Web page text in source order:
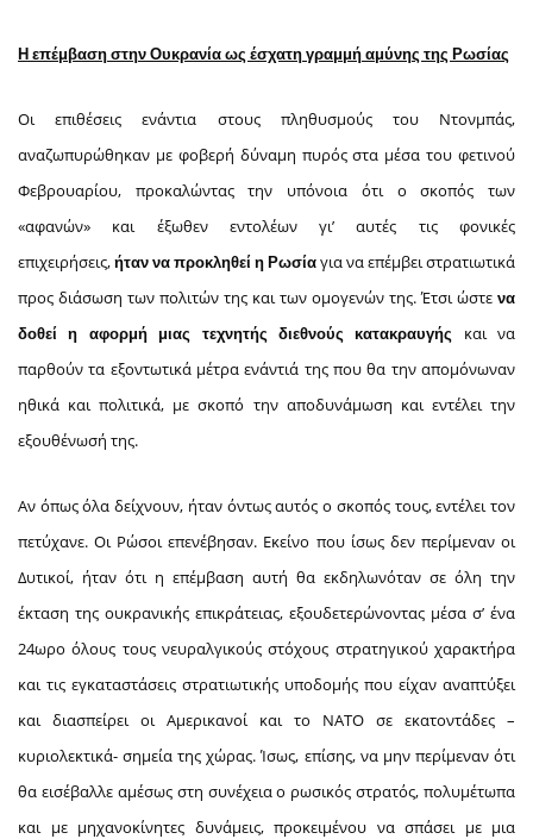
Η επέμβαση στην Ουκρανία ως έσχατη γραμμή αμύνης της Ρωσίας
Οι επιθέσεις ενάντια στους πληθυσμούς του Ντονμπάς,
αναζωπυρώθηκαν με φοβερή δύναμη πυρός στα μέσα του φετινού
Φεβρουαρίου, προκαλώντας την υπόνοια ότι ο σκοπός των
«αφανών» και έξωθεν εντολέων γι’ αυτές τις φονικές
επιχειρήσεις,ήταννα προκληθεί η Ρωσίαγια να επέμβει στρατιωτικά
προς διάσωση των πολιτών της και των ομογενών της. Έτσι ώστε να
δοθεί η αφορμή μιας τεχνητής διεθνούς κατακραυγής
και να
παρθούν τα εξοντωτικά μέτρα ενάντιά της που θα την απομόνωναν
ηθικά και πολιτικά, με σκοπό την αποδυνάμωση και εντέλει την
εξουθένωσή της.
Αν όπως όλα δείχνουν, ήταν όντως αυτός ο σκοπός τους, εντέλει τον
πετύχανε. Οι Ρώσοι επενέβησαν. Εκείνο που ίσως δεν περίμεναν οι
Δυτικοί, ήταν ότι η επέμβαση αυτή θα εκδηλωνόταν σε όλη την
έκταση της ουκρανικής επικράτειας, εξουδετερώνοντας μέσα σ’ ένα
24ωρο όλους τους νευραλγικούς στόχους στρατηγικού χαρακτήρα
και τις εγκαταστάσεις στρατιωτικής υποδομής που είχαν αναπτύξει
και διασπείρει οι Αμερικανοί και το ΝΑΤΟ σε εκατοντάδες –
κυριολεκτικά- σημεία της χώρας. Ίσως, επίσης, να μην περίμεναν ότι
θα εισέβαλλε αμέσως στη συνέχεια ο ρωσικός στρατός, πολυμέτωπα
και με μηχανοκίνητες δυνάμεις, προκειμένου να σπάσει με μια